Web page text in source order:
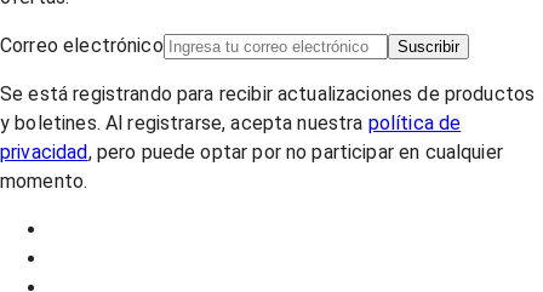
Correo electrónico Suscribir
Se está registrando para recibir actualizaciones de productos
y boletines. Al registrarse, acepta nuestra política de
privacidad, pero puede optar por no participar en cualquier
momento.